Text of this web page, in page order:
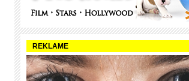
REKLAME